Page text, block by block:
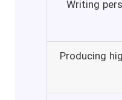
Writing
Producing